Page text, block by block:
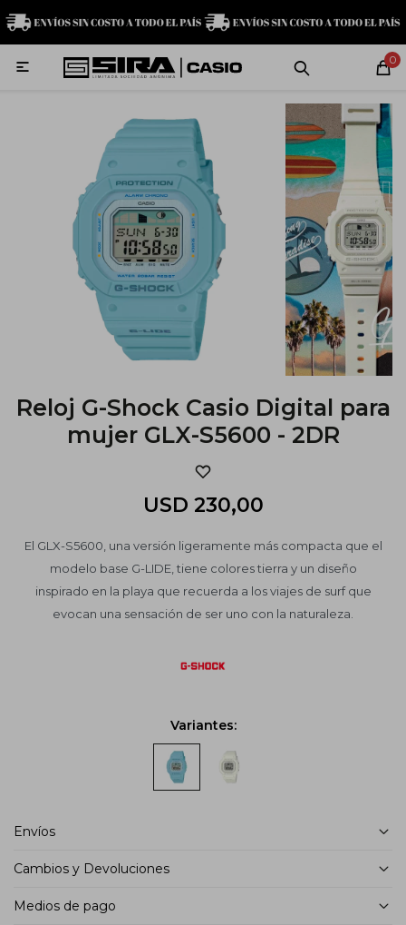
0

Reloj G-Shock Casio Digital para
mujer GLX-S5600 - 2DR
USD 230,00
El GLX-S5600, una versión ligeramente más compacta que el
modelo base G-LIDE, tiene colores tierra y un diseño
inspirado en la playa que recuerda a los viajes de surf que
evocan una sensación de ser uno con la naturaleza.
Variantes:
Envíos
Cambios y Devoluciones
Medios de pago
MI CUENTA
Relojes Servicio técnico Contacto
Baby-G
Edifice